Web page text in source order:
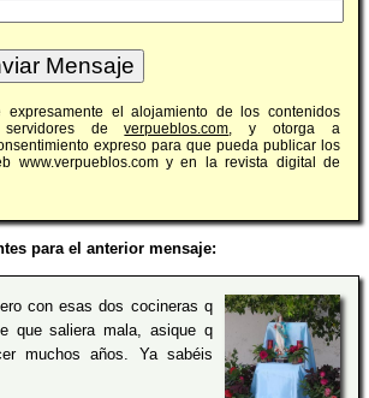
expresamente el alojamiento de los contenidos
deverpueblos.com, y otorga a
expreso para que pueda publicar los
www.verpueblos.com y en la revista digital de
para el anterior mensaje:
con esas dos cocineras q
que saliera mala, asique q
muchos años. Ya sabéis